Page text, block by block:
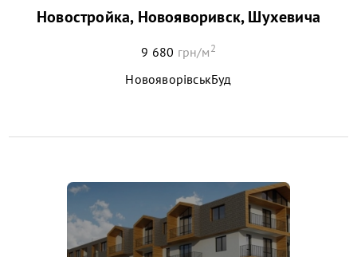
Новостройка, Новояворивск, Шухевича
9 680 грн/м2
НовояворівськБуд